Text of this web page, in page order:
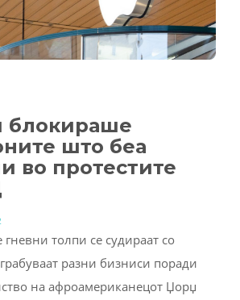
блокираше
што беа
во протестите
толпи се судираат со
разни бизниси поради
на афроамериканецот Џорџ